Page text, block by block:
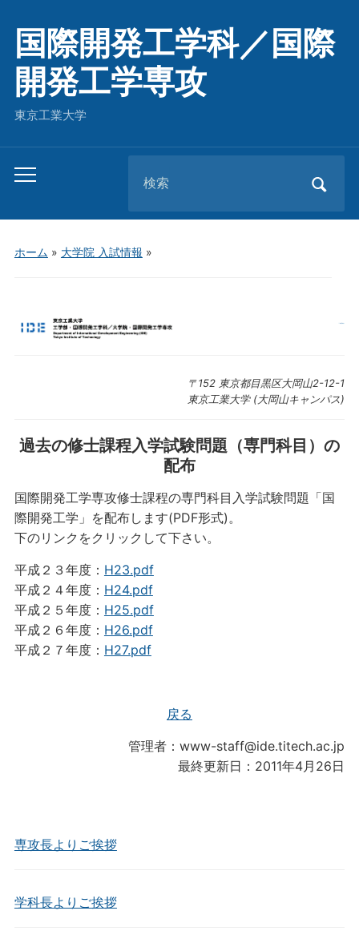
国際開発工学科／国際
開発工学専攻
東京工業大学
Toggle
menu
for:
ホーム » 大学院 入試情報 »
専攻長よりご挨拶
学科長よりご挨拶
〒152 東京都目黒区大岡山2-12-1
東京工業大学 (大岡山キャンパス)
過去の修士課程入学試験問題（専門科目）の
配布
国際開発工学専攻修士課程の専門科目入学試験問題「国
際開発工学」を配布します(PDF形式)。
下のリンクをクリックして下さい。
平成２３年度： H23.pdf
平成２４年度： H24.pdf
平成２５年度： H25.pdf
平成２６年度： H26.pdf
平成２７年度： H27.pdf
戻る
管理者：www-staff@ide.titech.ac.jp
最終更新日：2011年4月26日